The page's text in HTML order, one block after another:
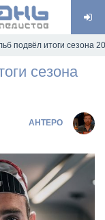
подвёл итоги сезона
сезона
AHTEPO